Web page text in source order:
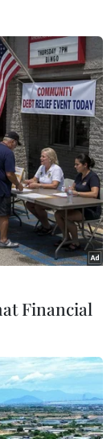
#thông điệp 5K
Financial